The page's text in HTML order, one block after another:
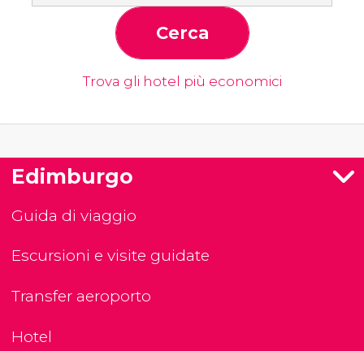
Cerca
Trova gli hotel più economici
Edimburgo
Guida di viaggio
Escursioni e visite guidate
Transfer aeroporto
Hotel